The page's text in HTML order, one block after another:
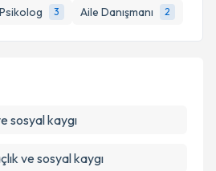
3 Aile Danışmanı 2
ve kişisel verilerimin belirtilen
sosyal kaygı
ve sosyal kaygı